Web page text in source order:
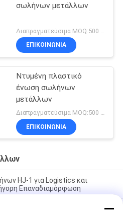
σωλήνων μετάλλων
ΕΠΙΚΟΙΝΩΝΊΑ
Ντυμένη πλαστικό
ένωση σωλήνων
μετάλλων
Διαπραγματεύσιμα MOQ:500 Σύνολο
ΕΠΙΚΟΙΝΩΝΊΑ
HJ-1 για Logistics και
Επαναδιαμόρφωση
ράκα σωλήνων - HJ-1